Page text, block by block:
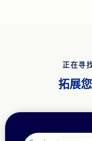
正在寻
拓展